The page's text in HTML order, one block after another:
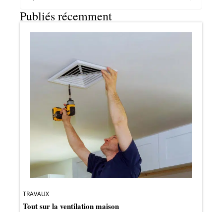
Publiés récemment
TRAVAUX
Tout sur la ventilation maison